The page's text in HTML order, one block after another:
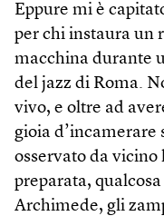
Eppure mi è
per chi instaura un
macchina durante
del jazz di Roma.
vivo, e oltre ad
gioia
osservato da vicino
preparata,
Archimede, gli